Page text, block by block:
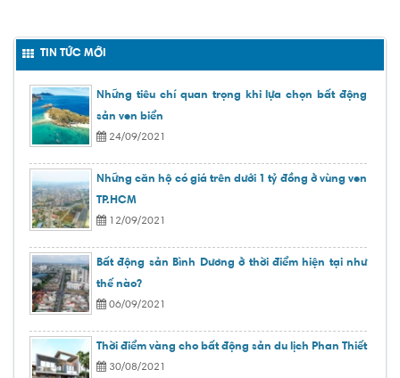
TIN TỨC MỚI
Những tiêu chí quan trọng khi lựa chọn bất động
sản ven biển
24/09/2021
Những căn hộ có giá trên dưới 1 tỷ đồng ở vùng ven
TP.HCM
12/09/2021
Bất động sản Bình Dương ở thời điểm hiện tại như
thế nào?
06/09/2021
Thời điểm vàng cho bất động sản du lịch Phan Thiết
30/08/2021